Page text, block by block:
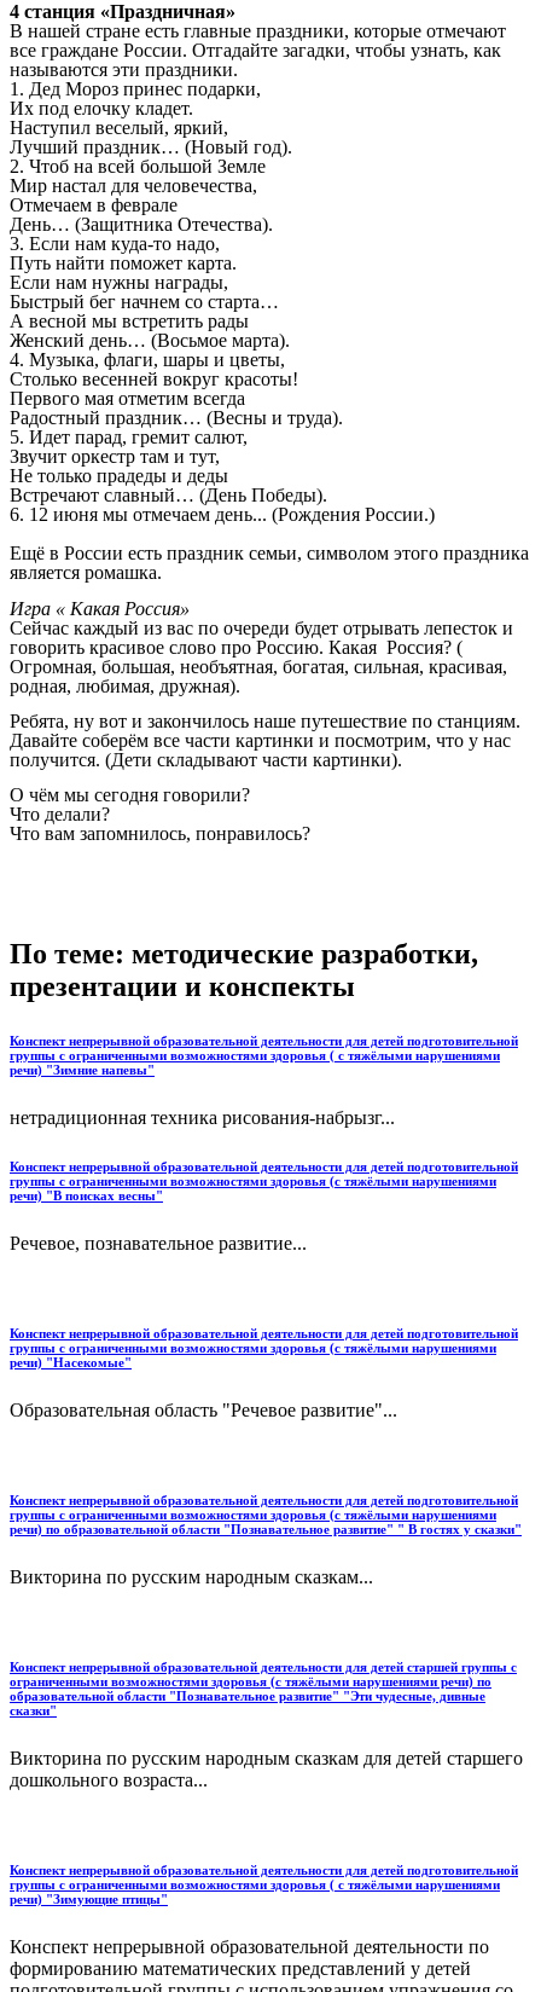
4 станция «Праздничная»
В нашей стране есть главные праздники, которые отмечают
все граждане России. Отгадайте загадки, чтобы узнать, как
называются эти праздники.
1. Дед Мороз принес подарки,
Их под елочку кладет.
Наступил веселый, яркий,
Лучший праздник… (Новый год).
2. Чтоб на всей большой Земле
Мир настал для человечества,
Отмечаем в феврале
День… (Защитника Отечества).
3. Если нам куда-то надо,
Путь найти поможет карта.
Если нам нужны награды,
Быстрый бег начнем со старта…
А весной мы встретить рады
Женский день… (Восьмое марта).
4. Музыка, флаги, шары и цветы,
Столько весенней вокруг красоты!
Первого мая отметим всегда
Радостный праздник… (Весны и труда).
5. Идет парад, гремит салют,
Звучит оркестр там и тут,
Не только прадеды и деды
Встречают славный… (День Победы).
6. 12 июня мы отмечаем день... (Рождения России.)
Ещё в России есть праздник семьи, символом этого праздника
является ромашка.
Игра « Какая Россия»
Сейчас каждый из вас по очереди будет отрывать лепесток и
говорить красивое слово про Россию. Какая Россия? (
Огромная, большая, необъятная, богатая, сильная, красивая,
родная, любимая, дружная).
Ребята, ну вот и закончилось наше путешествие по станциям.
Давайте соберём все части картинки и посмотрим, что у нас
получится. (Дети складывают части картинки).
О чём мы сегодня говорили?
Что делали?
Что вам запомнилось, понравилось?
По теме: методические разработки,
презентации и конспекты
Конспект непрерывной образовательной деятельности для детей подготовительной
группы с ограниченными возможностями здоровья ( с тяжёлыми нарушениями
речи) "Зимние напевы"
нетрадиционная техника рисования-набрызг...
Конспект непрерывной образовательной деятельности для детей подготовительной
группы с ограниченными возможностями здоровья (с тяжёлыми нарушениями
речи) "В поисках весны"
Речевое, познавательное развитие...
Конспект непрерывной образовательной деятельности для детей подготовительной
группы с ограниченными возможностями здоровья (с тяжёлыми нарушениями
речи) "Насекомые"
Образовательная область "Речевое развитие"...
Конспект непрерывной образовательной деятельности для детей подготовительной
группы с ограниченными возможностями здоровья (с тяжёлыми нарушениями
речи) по образовательной области "Познавательное развитие" " В гостях у сказки"
Викторина по русским народным сказкам...
Конспект непрерывной образовательной деятельности для детей старшей группы с
ограниченными возможностями здоровья (с тяжёлыми нарушениями речи) по
образовательной области "Познавательное развитие" "Эти чудесные, дивные
сказки"
Викторина по русским народным сказкам для детей старшего
дошкольного возраста...
Конспект непрерывной образовательной деятельности для детей подготовительной
группы с ограниченными возможностями здоровья ( с тяжёлыми нарушениями
речи) "Зимующие птицы"
Конспект непрерывной образовательной деятельности по
формированию математических представлений у детей